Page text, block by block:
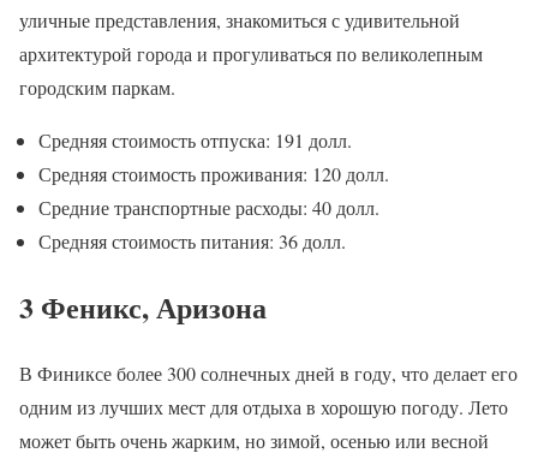
уличные представления, знакомиться с удивительной
архитектурой города и прогуливаться по великолепным
городским паркам.
Средняя стоимость отпуска: 191 долл.
Средняя стоимость проживания: 120 долл.
Средние транспортные расходы: 40 долл.
Средняя стоимость питания: 36 долл.
3 Феникс, Аризона
В Финиксе более 300 солнечных дней в году, что делает его
одним из лучших мест для отдыха в хорошую погоду. Лето
может быть очень жарким, но зимой, осенью или весной